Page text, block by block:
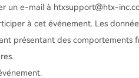
un e-mail à htxsupport@htx-
à cet événement. Les
présentant des